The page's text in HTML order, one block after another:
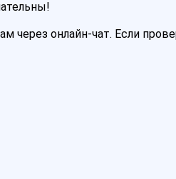
через онлайн-чат. Если